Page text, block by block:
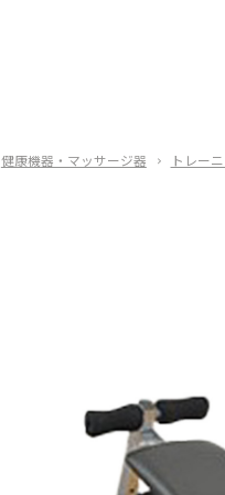
健康機器・マッサージ器 トレー